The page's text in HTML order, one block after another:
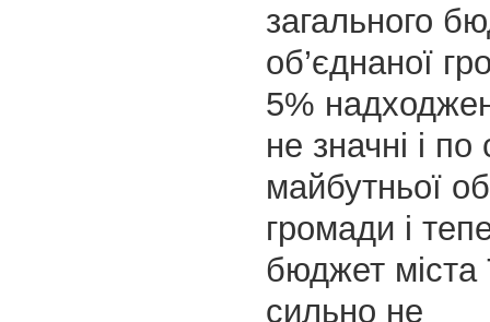
загального
об’єднаної
5%
не значні і
майбутньої
громади і
бюджет міста
сильно не